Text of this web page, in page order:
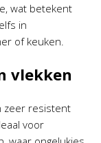
wat betekent
in
of keuken.
vlekken
zeer resistent
voor